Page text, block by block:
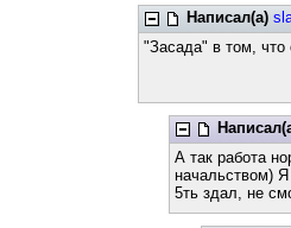
Написал(а)
"Засада" в том, что
А так работа
начальством)
5ть здал, не